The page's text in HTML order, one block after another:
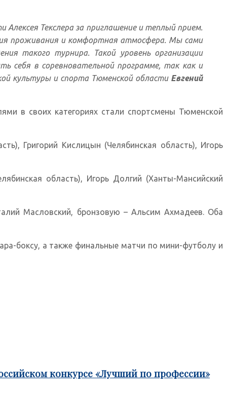
Текслера за приглашение и теплый прием.
проживания и комфортная атмосфера. Мы сами
такого турнира. Такой уровень организации
себя в соревновательной программе, так как и
культуры и спорта Тюменской области Евгений
в своих категориях стали спортсмены Тюменской
Григорий Кислицын (Челябинская область), Игорь
область), Игорь Долгий (Ханты-Мансийский
Масловский, бронзовую – Альсим Ахмадеев. Оба
боксу, а также финальные матчи по мини-футболу и
конкурсе «Лучший по профессии»